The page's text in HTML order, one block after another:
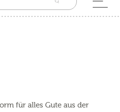
für alles Gute aus der